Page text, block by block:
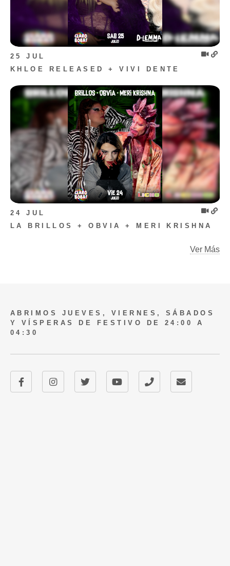
25 JUL
KHLOE RELEASED + VIVI DENTE
24 JUL
LA BRILLOS + OBVIA + MERI KRISHNA
Ver Más
ABRIMOS JUEVES, VIERNES, SÁBADOS
Y VÍSPERAS DE FESTIVO DE 24:00 A
04:30